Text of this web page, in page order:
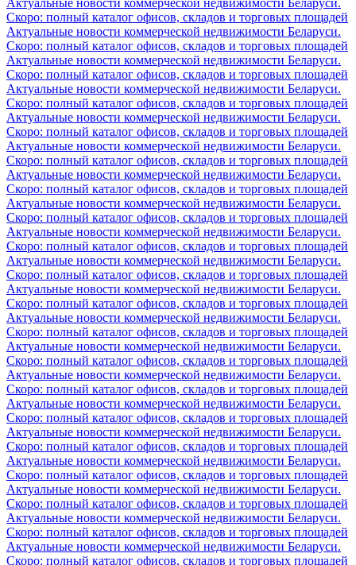
Скоро: полный каталог офисов, складов и торговых площадей
Актуальные новости коммерческой недвижимости Беларуси.
Скоро: полный каталог офисов, складов и торговых площадей
Актуальные новости коммерческой недвижимости Беларуси.
Скоро: полный каталог офисов, складов и торговых площадей
Актуальные новости коммерческой недвижимости Беларуси.
Скоро: полный каталог офисов, складов и торговых площадей
Актуальные новости коммерческой недвижимости Беларуси.
Скоро: полный каталог офисов, складов и торговых площадей
Актуальные новости коммерческой недвижимости Беларуси.
Скоро: полный каталог офисов, складов и торговых площадей
Актуальные новости коммерческой недвижимости Беларуси.
Скоро: полный каталог офисов, складов и торговых площадей
Актуальные новости коммерческой недвижимости Беларуси.
Скоро: полный каталог офисов, складов и торговых площадей
Актуальные новости коммерческой недвижимости Беларуси.
Скоро: полный каталог офисов, складов и торговых площадей
Актуальные новости коммерческой недвижимости Беларуси.
Скоро: полный каталог офисов, складов и торговых площадей
Актуальные новости коммерческой недвижимости Беларуси.
Скоро: полный каталог офисов, складов и торговых площадей
Актуальные новости коммерческой недвижимости Беларуси.
Скоро: полный каталог офисов, складов и торговых площадей
Актуальные новости коммерческой недвижимости Беларуси.
Скоро: полный каталог офисов, складов и торговых площадей
Актуальные новости коммерческой недвижимости Беларуси.
Скоро: полный каталог офисов, складов и торговых площадей
Актуальные новости коммерческой недвижимости Беларуси.
Скоро: полный каталог офисов, складов и торговых площадей
Актуальные новости коммерческой недвижимости Беларуси.
Скоро: полный каталог офисов, складов и торговых площадей
Актуальные новости коммерческой недвижимости Беларуси.
Скоро: полный каталог офисов, складов и торговых площадей
Актуальные новости коммерческой недвижимости Беларуси.
Скоро: полный каталог офисов, складов и торговых площадей
Актуальные новости коммерческой недвижимости Беларуси.
Скоро: полный каталог офисов, складов и торговых площадей
Актуальные новости коммерческой недвижимости Беларуси.
Скоро: полный каталог офисов, складов и торговых площадей